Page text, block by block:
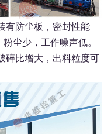
防尘板，密封性能
尘少，工作噪声低。
比增大，出料粒度可